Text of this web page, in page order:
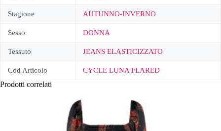
Stagione AUTUNNO-INVERNO
Sesso DONNA
Tessuto JEANS ELASTICIZZATO
Cod Articolo CYCLE LUNA FLARED
Prodotti correlati